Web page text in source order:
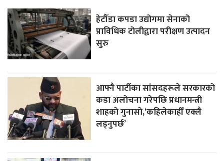
हेटौँडा कपडा उद्योगमा सेनाको
प्राविधिक टोलीद्वारा परीक्षण उत्पादन
सुरु
आफ्नै पार्टीका सांसदहरूले सरकारको
कडा अलोचना गरेपछि प्रधानमन्त्री
शाहकाे गुनासाे,‘कहिलेकाहीँ एक्लै
लड्नुपर्छ’